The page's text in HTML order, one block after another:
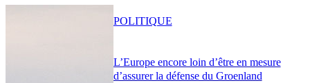
L’Europe encore loin d’être en mesure
d’assurer la défense du Groenland
POLITIQUE